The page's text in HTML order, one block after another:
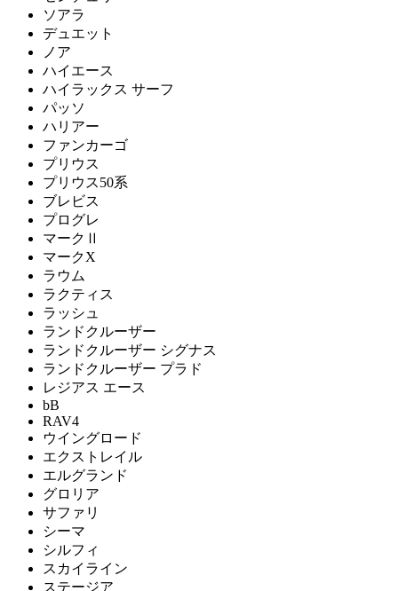
ソアラ
デュエット
ノア
ハイエース
ハイラックス サーフ
パッソ
ハリアー
ファンカーゴ
プリウス
プリウス50系
ブレビス
プログレ
マークⅡ
マークX
ラウム
ラクティス
ラッシュ
ランドクルーザー
ランドクルーザー シグナス
ランドクルーザー プラド
レジアス エース
bB
RAV4
ウイングロード
エクストレイル
エルグランド
グロリア
サファリ
シーマ
シルフィ
スカイライン
ステージア